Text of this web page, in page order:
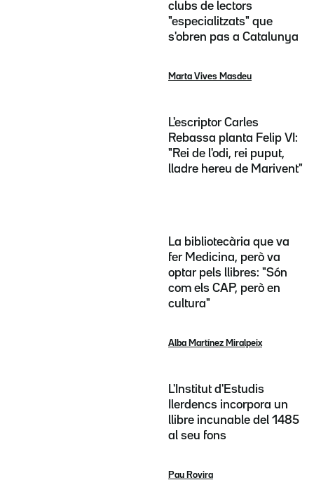
clubs de lectors
"especialitzats" que
s'obren pas a Catalunya
Marta Vives Masdeu
L'escriptor Carles
Rebassa planta Felip VI:
"Rei de l'odi, rei puput,
lladre hereu de Marivent"
La bibliotecària que va
fer Medicina, però va
optar pels llibres: "Són
com els CAP, però en
cultura"
Alba Martínez Miralpeix
L'Institut d'Estudis
Ilerdencs incorpora un
llibre incunable del 1485
al seu fons
Pau Rovira